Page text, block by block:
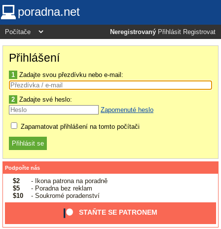
poradna.net
Neregistrovaný Přihlásit Registrovat
Přihlášení
1 Zadajte svou přezdívku nebo e-mail:
2 Zadajte své heslo:
Zapomenuté heslo
Zapamatovat přihlášení na tomto počítači
Podpořte nás
$2
- Ikona patrona na poradně
$5
- Poradna bez reklam
$10
- Soukromé poradenství
STAŇTE SE PATRONEM